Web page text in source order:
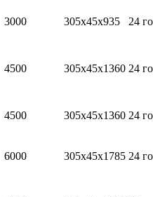
3000 305x45х935 24
4500 305x45х1360 24
4500 305x45х1360 24
6000 305x45x1785 24